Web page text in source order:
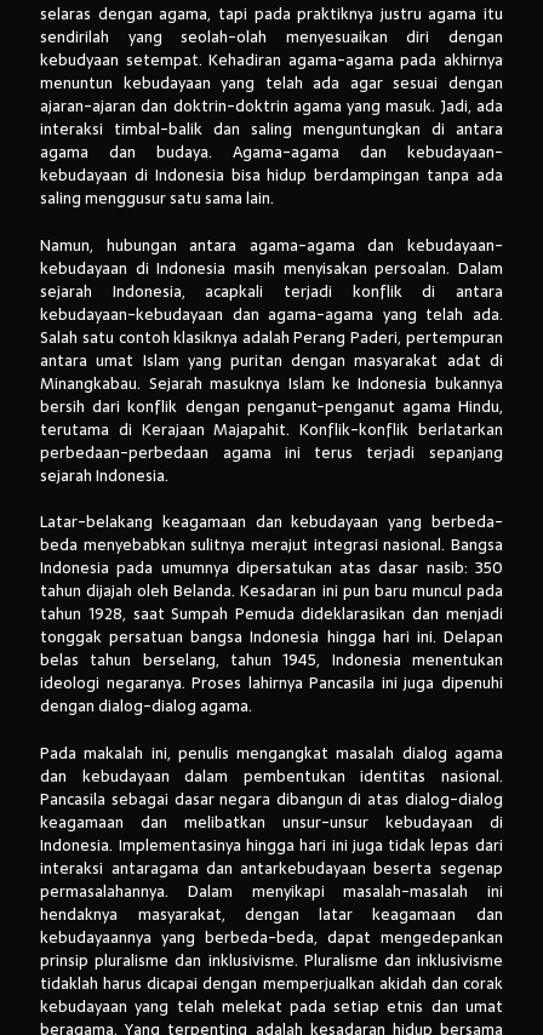
selaras dengan agama, tapi pada praktiknya justru agama itu
sendirilah yang seolah-olah menyesuaikan diri dengan
kebudyaan setempat. Kehadiran agama-agama pada akhirnya
menuntun kebudayaan yang telah ada agar sesuai dengan
ajaran-ajaran dan doktrin-doktrin agama yang masuk. Jadi, ada
interaksi timbal-balik dan saling menguntungkan di antara
agama dan budaya. Agama-agama dan kebudayaan-
kebudayaan di Indonesia bisa hidup berdampingan tanpa ada
saling menggusur satu sama lain.
Namun, hubungan antara agama-agama dan kebudayaan-
kebudayaan di Indonesia masih menyisakan persoalan. Dalam
sejarah Indonesia, acapkali terjadi konflik di antara
kebudayaan-kebudayaan dan agama-agama yang telah ada.
Salah satu contoh klasiknya adalah Perang Paderi, pertempuran
antara umat Islam yang puritan dengan masyarakat adat di
Minangkabau. Sejarah masuknya Islam ke Indonesia bukannya
bersih dari konflik dengan penganut-penganut agama Hindu,
terutama di Kerajaan Majapahit. Konflik-konflik berlatarkan
perbedaan-perbedaan agama ini terus terjadi sepanjang
sejarah Indonesia.
Latar-belakang keagamaan dan kebudayaan yang berbeda-
beda menyebabkan sulitnya merajut integrasi nasional. Bangsa
Indonesia pada umumnya dipersatukan atas dasar nasib: 350
tahun dijajah oleh Belanda. Kesadaran ini pun baru muncul pada
tahun 1928, saat Sumpah Pemuda dideklarasikan dan menjadi
tonggak persatuan bangsa Indonesia hingga hari ini. Delapan
belas tahun berselang, tahun 1945, Indonesia menentukan
ideologi negaranya. Proses lahirnya Pancasila ini juga dipenuhi
dengan dialog-dialog agama.
Pada makalah ini, penulis mengangkat masalah dialog agama
dan kebudayaan dalam pembentukan identitas nasional.
Pancasila sebagai dasar negara dibangun di atas dialog-dialog
keagamaan dan melibatkan unsur-unsur kebudayaan di
Indonesia. Implementasinya hingga hari ini juga tidak lepas dari
interaksi antaragama dan antarkebudayaan beserta segenap
permasalahannya. Dalam menyikapi masalah-masalah ini
hendaknya masyarakat, dengan latar keagamaan dan
kebudayaannya yang berbeda-beda, dapat mengedepankan
prinsip pluralisme dan inklusivisme. Pluralisme dan inklusivisme
tidaklah harus dicapai dengan memperjualkan akidah dan corak
kebudayaan yang telah melekat pada setiap etnis dan umat
beragama. Yang terpenting adalah kesadaran hidup bersama